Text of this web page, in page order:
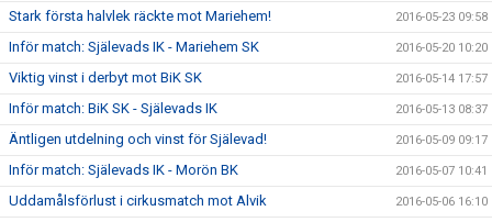
Stark första halvlek räckte mot Mariehem! 2016-05-23 09:58
Inför match: Själevads IK - Mariehem SK 2016-05-20 10:20
Viktig vinst i derbyt mot BiK SK 2016-05-14 17:57
Inför match: BiK SK - Själevads IK 2016-05-13 08:37
Äntligen utdelning och vinst för Själevad! 2016-05-09 09:17
Inför match: Själevads IK - Morön BK 2016-05-07 10:41
Uddamålsförlust i cirkusmatch mot Alvik 2016-05-06 16:10